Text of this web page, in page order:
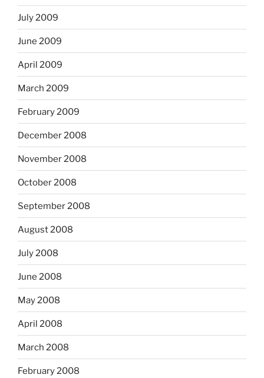
July 2009
June 2009
April 2009
March 2009
February 2009
December 2008
November 2008
October 2008
September 2008
August 2008
July 2008
June 2008
May 2008
April 2008
March 2008
February 2008